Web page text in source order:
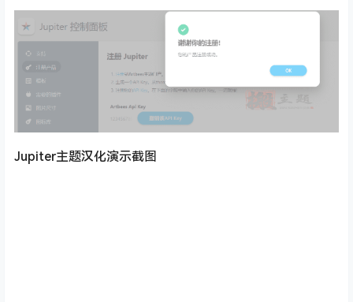
Jupiter主题汉化演示截图